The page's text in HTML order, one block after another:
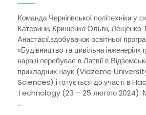
Команда Чернігівської політехніки у складі: Бондар
Катерини, Крищенко Ольги, Лещенко
Анастасії,здобувачок освітньої
«Будівництво та цивільна інженерія»
наразі перебуває в Латвії в
прикладних наук (Vidzeme
Sciences) і готується до участі в
Technology (23 – 25 лютого 2024).
...